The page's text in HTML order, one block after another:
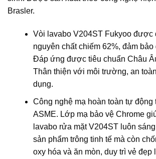
Brasler.
Vòi lavabo V204ST Fukyoo được
nguyên chất chiếm 62%, đảm
Đáp ứng được tiêu chuẩn Châu
Thân thiện với môi trường, an
dụng.
Công nghệ mạ hoàn toàn tự động
ASME. Lớp mạ bảo vệ Chrome
lavabo rửa mặt V204ST luôn
sản phẩm trông tinh tế mà còn
oxy hóa và ăn mòn, duy trì vẻ đẹp